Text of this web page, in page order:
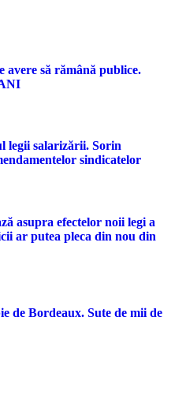
avere să rămână publice.
legii salarizării. Sorin
sindicatelor
asupra efectelor noii legi a
ar putea pleca din nou din
de Bordeaux. Sute de mii de